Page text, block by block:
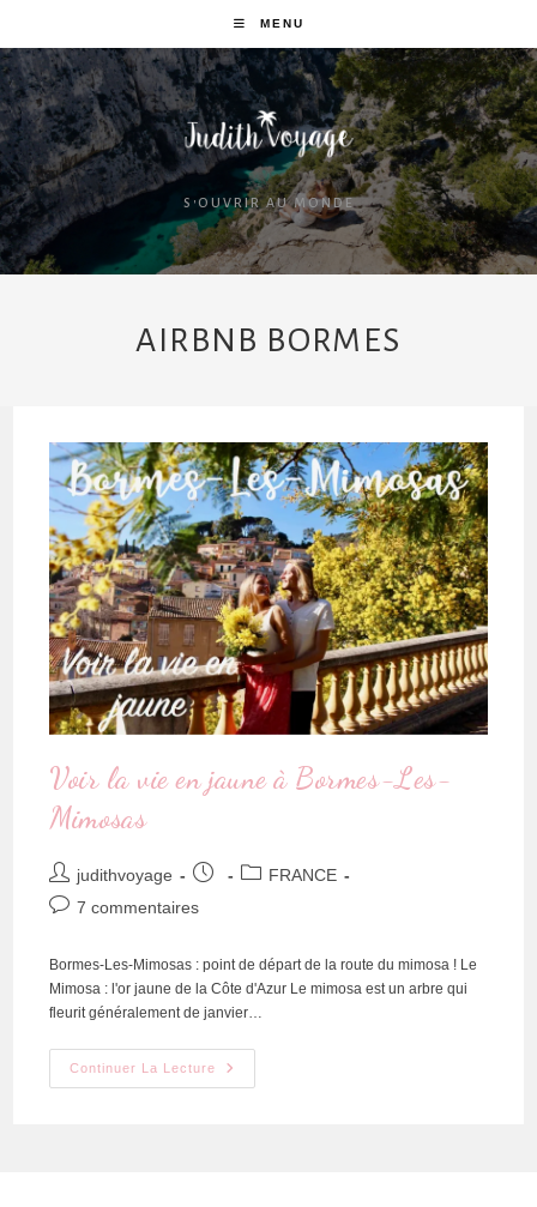
MENU
S'OUVRIR AU MONDE
AIRBNB BORMES
Voir la vie en jaune à Bormes-Les-
Mimosas
judithvoyage
FRANCE
7 commentaires
Bormes-Les-Mimosas : point de départ de la route du mimosa ! Le
Mimosa : l'or jaune de la Côte d'Azur Le mimosa est un arbre qui
fleurit généralement de janvier…
Continuer La Lecture